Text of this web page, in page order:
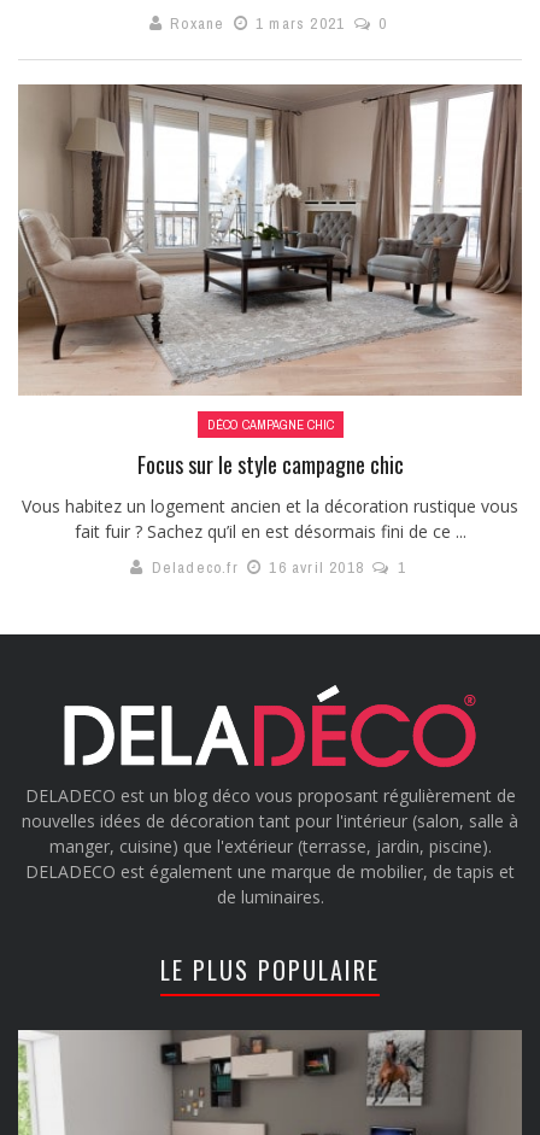
Roxane 1 mars 2021 0
DÉCO CAMPAGNE CHIC
Focus sur le style campagne chic
Vous habitez un logement ancien et la décoration rustique vous
fait fuir ? Sachez qu’il en est désormais fini de ce ...
Deladeco.fr 16 avril 2018 1
DELADECO est un blog déco vous proposant régulièrement de
nouvelles idées de décoration tant pour l'intérieur (salon, salle à
manger, cuisine) que l'extérieur (terrasse, jardin, piscine).
DELADECO est également une marque de mobilier, de tapis et
de luminaires.
LE PLUS POPULAIRE